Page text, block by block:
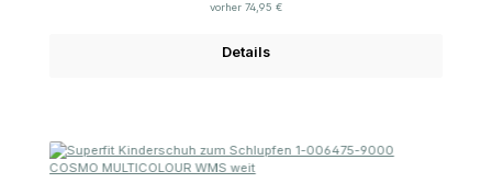
vorher 74,95 €
Details